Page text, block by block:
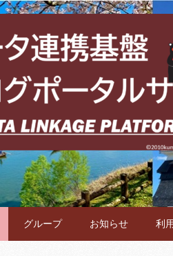
グループ お知らせ 利